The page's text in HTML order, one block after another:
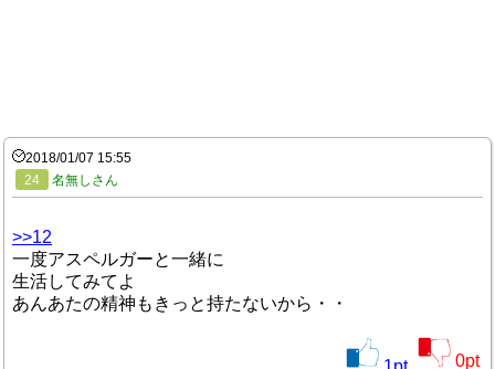
2018/01/07 15:55
24
名無しさん
>>12
一度アスペルガーと一緒に
生活してみてよ
あんあたの精神もきっと持たないから・・
0pt